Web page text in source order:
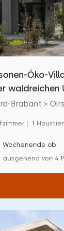
€ 0 — € 1000+
Öko-
waldreichen
Brabant >
| 1 Haustier
Wochenende ab
ausgehend von 4